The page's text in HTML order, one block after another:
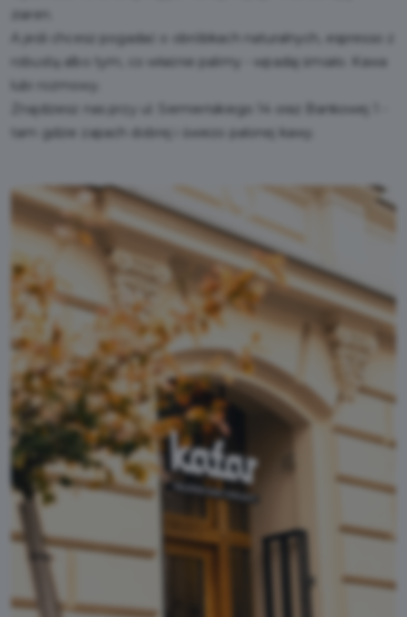
ziaren.
A jeśli chcesz pogadać o obróbkach naturalnych, espresso z
robustą albo tym, co właśnie palimy - wpadaj śmiało. Kawa
Znajdziesz nas przy ul. Siemieńskiego 14 oraz Bankowej 1 -
tam gdzie zapach dobrej i świeżo palonej kawy.